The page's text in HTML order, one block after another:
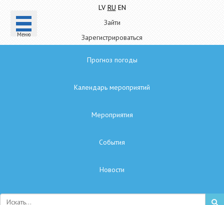
Mеню
LV RU EN
Зайти
Зарегистрироваться
Прогноз погоды
Календарь мероприятий
Мероприятия
Cобытия
Hовости